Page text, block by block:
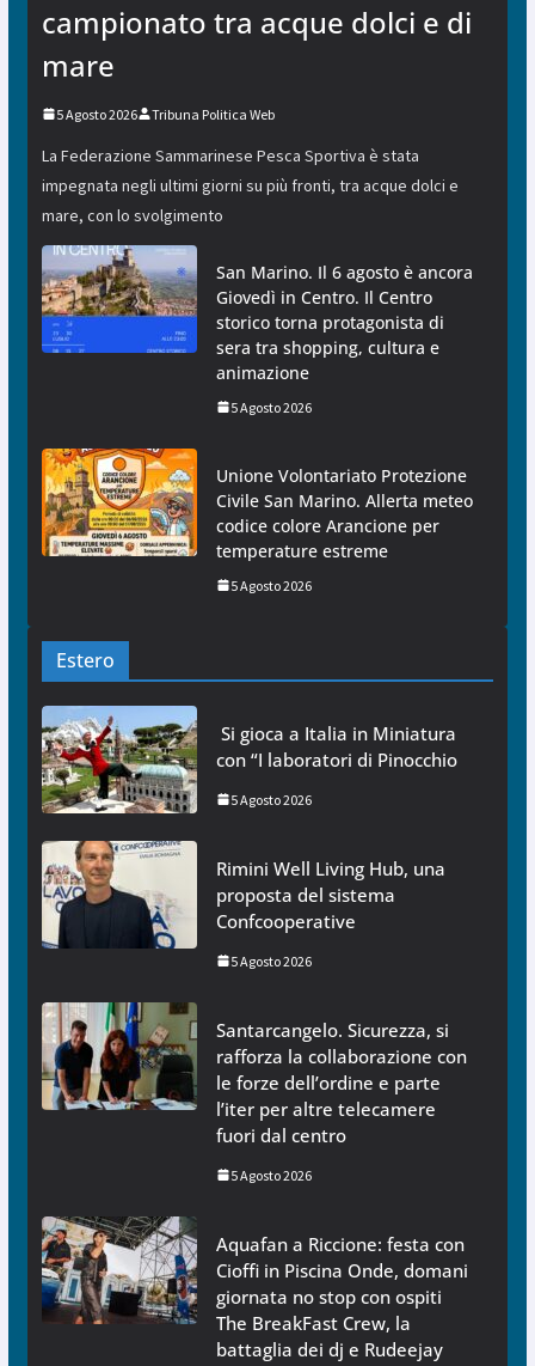
campionato tra acque dolci e di
mare
5 Agosto 2026 Tribuna Politica Web
La Federazione Sammarinese Pesca Sportiva è stata
impegnata negli ultimi giorni su più fronti, tra acque dolci e
mare, con lo svolgimento
San Marino. Il 6 agosto è ancora
Giovedì in Centro. Il Centro
storico torna protagonista di
sera tra shopping, cultura e
animazione
5 Agosto 2026
Unione Volontariato Protezione
Civile San Marino. Allerta meteo
codice colore Arancione per
temperature estreme
5 Agosto 2026
Estero
Si gioca a Italia in Miniatura
con “I laboratori di Pinocchio
5 Agosto 2026
Rimini Well Living Hub, una
proposta del sistema
Confcooperative
5 Agosto 2026
Santarcangelo. Sicurezza, si
rafforza la collaborazione con
le forze dell’ordine e parte
l’iter per altre telecamere
fuori dal centro
5 Agosto 2026
Aquafan a Riccione: festa con
Cioffi in Piscina Onde, domani
giornata no stop con ospiti
The BreakFast Crew, la
battaglia dei dj e Rudeejay